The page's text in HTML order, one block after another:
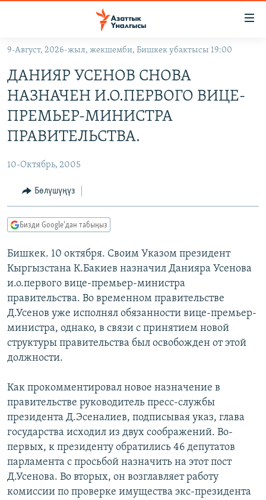
Навигацияга
өтүңүз
Издөөгө
салыңыз
КЫРГЫЗСТАН
МАДАНИЯТ
УКРАИНА
ТВ ПРОГРАММАЛАР
БҮГҮН АЗАТТЫКТА
БИЗ ЖАНА ДҮЙНӨ
ДАНИСТЕ
АЗАТТЫК+
ЫҢГАЙСЫЗ СУРООЛОР
ПОДКАСТ
ОНЛАЙН ШЕРИНЕ
ЭЕ/АРнун бардык сайттары
9-Август, 2026-жыл, жекшемби, Бишкек убактысы 19:00
ДАНИЯР УСЕНОВ СНОВА
НАЗНАЧЕН И.О.ПЕРВОГО ВИЦЕ-
ПРЕМЬЕР-МИНИСТРА
ПРАВИТЕЛЬСТВА.
10-Октябрь, 2005
Бөлүшүңүз
Бизди Google'дан табыңыз
Бишкек. 10 октября. Своим Указом президент
Кыргызстана К.Бакиев назначил Данияра Усенова
и.о.первого вице-премьер-министра
правительства. Во временном правительстве
Д.Усенов уже исполнял обязанности вице-премьер-
министра, однако, в связи с принятием новой
структуры правительства был освобожден от этой
должности.
Как прокомментировал новое назначение в
правительстве руководитель пресс-службы
президента Д.Эсеналиев, подписывая указ, глава
государства исходил из двух соображений. Во-
первых, к президенту обратились 46 депутатов
парламента с просьбой назначить на этот пост
Д.Усенова. Во вторых, он возглавляет работу
комиссии по проверке имущества экс-президента